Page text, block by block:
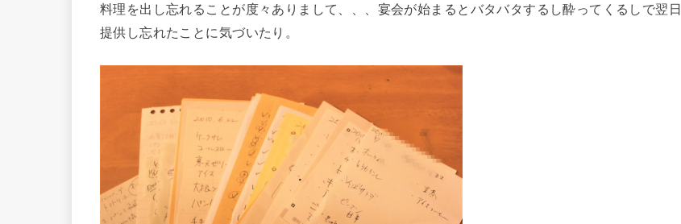
料理を出し忘れることが度々ありまして、、、宴会が始まるとバタバタするし酔ってくるしで翌日
提供し忘れたことに気づいたり。